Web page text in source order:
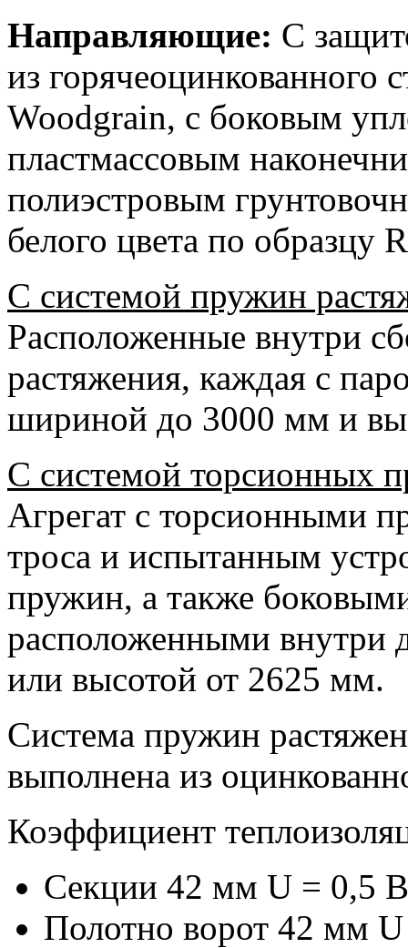
Направляющие: C
из горячеоцинкованного
Woodgrain, с боковым
пластмассовым
полиэстровым
белого цвета по образцу
С системой пружин
Расположенные внутри
растяжения, каждая с
шириной до 3000 мм и
С системой торсионных
Агрегат с торсионными
троса и испытанным
пружин, а также
расположенными внутри
или высотой от 2625 мм.
Система пружин
выполнена из
Коэффициент
Секции 42 мм U = 0,5
Полотно ворот 42 мм